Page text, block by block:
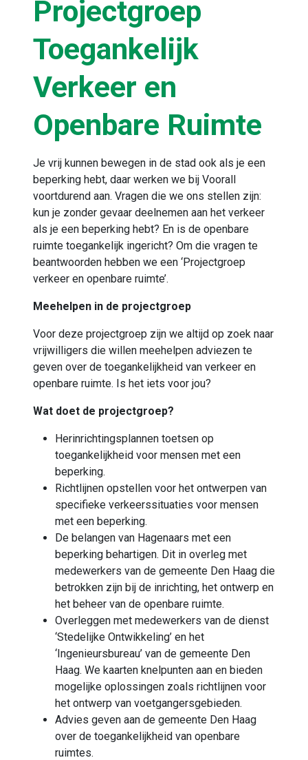
Projectgroep
Toegankelijk
Verkeer en
Openbare Ruimte
Je vrij kunnen bewegen in de stad ook als je een
beperking hebt, daar werken we bij Voorall
voortdurend aan. Vragen die we ons stellen zijn:
kun je zonder gevaar deelnemen aan het verkeer
als je een beperking hebt? En is de openbare
ruimte toegankelijk ingericht? Om die vragen te
beantwoorden hebben we een ‘Projectgroep
verkeer en openbare ruimte’.
Meehelpen in de projectgroep
Voor deze projectgroep zijn we altijd op zoek naar
vrijwilligers die willen meehelpen adviezen te
geven over de toegankelijkheid van verkeer en
openbare ruimte. Is het iets voor jou?
Wat doet de projectgroep?
Herinrichtingsplannen toetsen op
toegankelijkheid voor mensen met een
beperking.
Richtlijnen opstellen voor het ontwerpen van
specifieke verkeerssituaties voor mensen
met een beperking.
De belangen van Hagenaars met een
beperking behartigen. Dit in overleg met
medewerkers van de gemeente Den Haag die
betrokken zijn bij de inrichting, het ontwerp en
het beheer van de openbare ruimte.
Overleggen met medewerkers van de dienst
‘Stedelijke Ontwikkeling’ en het
‘Ingenieursbureau’ van de gemeente Den
Haag. We kaarten knelpunten aan en bieden
mogelijke oplossingen zoals richtlijnen voor
het ontwerp van voetgangersgebieden.
Advies geven aan de gemeente Den Haag
over de toegankelijkheid van openbare
ruimtes.